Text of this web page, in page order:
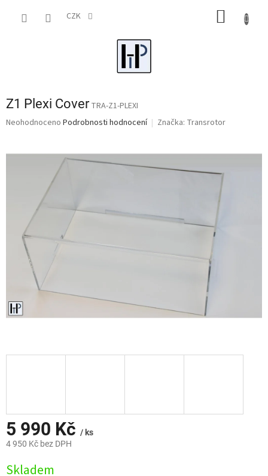
CZK
Z1 Plexi Cover TRA-Z1-PLEXI
Průměrné
je
hvězdiček.
Neohodnoceno Podrobnosti hodnocení Značka: Transrotor
5 990 Kč / ks
4 950 Kč bez DPH
cena:
Skladem